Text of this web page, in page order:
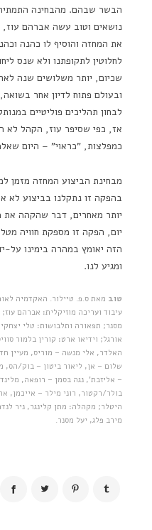
הבשר שבהם. מהבחינה
נושאים וטוב עשה אברהם
את המחזה והוסיף לו כהנה
לחלוטין לתקופתנו ולא שנס
שכיום, יותר משלושים שנה
ובעולם פתוח לדיון אחר
לבחון תהליכים פוליטיים
אז, כפי שסיפר עוז, הקהל לא
כמפלצות, "כראוי" – היום
מבחינת הביצוע המחזה מזמן
בהפקה זו נתקלנו בביצוע
יותר מאחרים, דבר שהקהה את
יום, הפקה זו מספקת חוויה
הזה יאומץ במהרה בימינו על-
ומגיע לנו.
טוב
עיבוד ועריכה מוזיקלית: אברהם
מסנר; תפאורה ותלבושות: טלי
אורגל; וידיאו ארט: קורין בלמור
האלדר, אלי מנשה – מוריס, מעיין
שלום – אן, ליאור ביטון – בוק/הס,
– אליזבת', נגה בסמן – רופאה,
בולר/רקטור, רוני מילר – אייכמן,
היטלר; מקהלה: מתן קלינגר, ניר
מירב פלג, יעל מסנר.